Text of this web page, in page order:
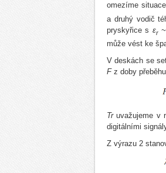
omezíme
a druhý vodič
pryskyřice s εr~
může vést ke
V deskách se
F z doby
Truvažujeme v
digitálními
Z výrazu 2